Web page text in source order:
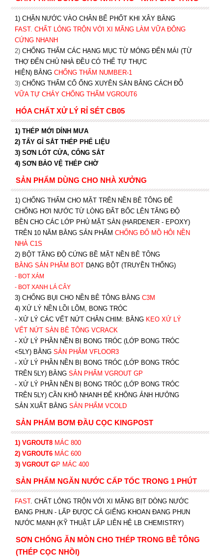
1) CHẶN NƯỚC VÀO CHÂN BỂ PHỐT KHI XÂY BẰNG
FAST. CHẤT LỎNG TRỘN VỚI XI MĂNG LÀM VỮA ĐÔNG
CỨNG NHANH
2) CHỐNG THẤM CÁC HẠNG MỤC TỪ MÓNG ĐẾN MÁI (TỪ
THỢ ĐẾN CHỦ NHÀ ĐỀU CÓ THỂ TỰ THỰC
HIỆN) BẰNG CHỐNG THẤM NUMBER-1
3) CHỐNG THẤM CỔ ỐNG XUYÊN SÀN BẰNG CÁCH ĐỖ
VỮA TỰ CHẢY CHỐNG THẤM VGROUT6
HÓA CHẤT XỬ LÝ RỈ SÉT CB05
1) THÉP MỚI DÍNH MƯA
2) TẨY GỈ SẮT THÉP PHẾ LIỆU
3) SƠN LÓT CỬA, CỔNG SẮT
4) SƠN BẢO VỆ THÉP CHỜ
SẢN PHẨM DÙNG CHO NHÀ XƯỞNG
1) CHỐNG THẤM CHO MẶT TRÊN NỀN BÊ TÔNG ĐỂ
CHỐNG HƠI NƯỚC TỪ LÒNG ĐẤT BỐC LÊN TĂNG ĐỘ
BỀN CHO CÁC LỚP PHỦ MẶT SÀN (HARDENER - EPOXY)
TRÊN 10 NĂM BẰNG SẢN PHẨM CHỐNG ĐỔ MỒ HÔI NỀN
NHÀ C1S
2) BỘT TĂNG ĐỘ CỨNG BỀ MẶT NỀN BÊ TÔNG
BẰNG SẢN PHẨM BOTDẠNG BỘT (TRUYỀN THỐNG)
- BOT XÁM
- BOT XANH LÁ CÂY
3) CHỐNG BỤI CHO NỀN BÊ TÔNG BẰNG C3M
4) XỬ LÝ NỀN LỒI LÕM, BONG TRÓC
- XỬ LÝ CÁC VẾT NỨT CHÂN CHIM: BẰNG KEO XỬ LÝ
VẾT NỨT SÀN BÊ TÔNG VCRACK
- XỬ LÝ PHẦN NỀN BỊ BONG TRÓC (LỚP BONG TRÓC
<5LY) BẰNG SẢN PHẨM VFLOOR3
- XỬ LÝ PHẦN NỀN BỊ BONG TRÓC (LỚP BONG TRÓC
TRÊN 5LY) BẰNG SẢN PHẨM VGROUT GP
- XỬ LÝ PHẦN NỀN BỊ BONG TRÓC (LỚP BONG TRÓC
TRÊN 5LY) CẦN KHÔ NHANH ĐỂ KHÔNG ẢNH HƯỞNG
SẢN XUẤT BẰNG SẢN PHẨM VCOLD
SẢN PHẨM BƠM ĐẦU CỌC KINGPOST
1) VGROUT8 MÁC 800
2) VGROUT6MÁC 600
3) VGROUT GP MÁC 400
SẢN PHẨM NGĂN NƯỚC CẤP TỐC TRONG 1 PHÚT
FAST. CHẤT LỎNG TRỘN VỚI XI MĂNG BỊT DÒNG NƯỚC
ĐANG PHUN - LẤP ĐƯỢC CẢ GIẾNG KHOAN ĐANG PHUN
NƯỚC MẠNH (KỸ THUẬT LẤP LIÊN HỆ LB CHEMISTRY)
SƠN CHỐNG ĂN MÒN CHO THÉP TRONG BÊ TÔNG
(THÉP CỌC NHỒI)